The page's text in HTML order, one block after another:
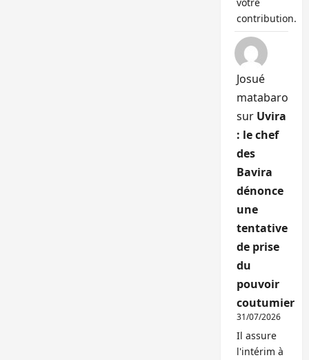
contribution.
Josué
matabaro
sur Uvira
: le chef
des
Bavira
dénonce
une
tentative
de prise
du
pouvoir
coutumier
31/07/2026
Il assure
l'intérim à